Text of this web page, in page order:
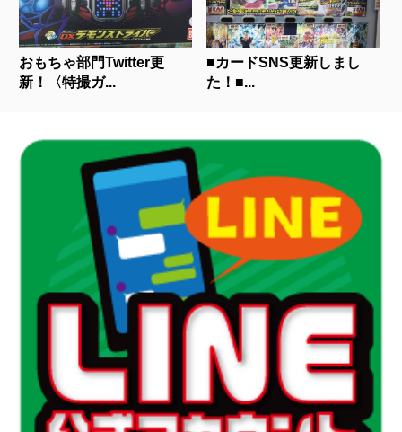
おもちゃ部門Twitter更
新！〈特撮ガ...
■カードSNS更新しまし
た！■...